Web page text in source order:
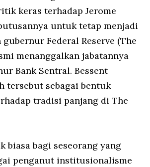
keras terhadap Jerome
untuk tetap menjadi
Federal Reserve (The
menanggalkan jabatannya
Bank Sentral. Bessent
tersebut sebagai bentuk
tradisi panjang di The
biasa bagi seseorang yang
penganut institusionalisme